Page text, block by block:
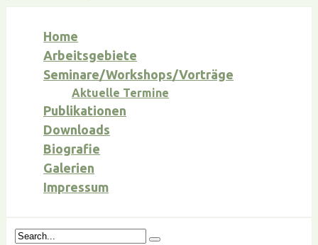
Home
Arbeitsgebiete
Seminare/Workshops/Vorträge
Aktuelle Termine
Publikationen
Downloads
Biografie
Galerien
Impressum